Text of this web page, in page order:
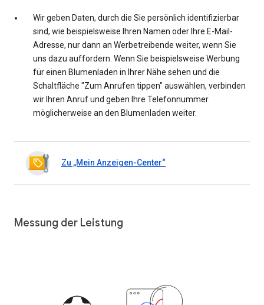
Wir geben Daten, durch die Sie persönlich identifizierbar
sind, wie beispielsweise Ihren Namen oder Ihre E-Mail-
Adresse, nur dann an Werbetreibende weiter, wenn Sie
uns dazu auffordern. Wenn Sie beispielsweise Werbung
für einen Blumenladen in Ihrer Nähe sehen und die
Schaltfläche "Zum Anrufen tippen" auswählen, verbinden
wir Ihren Anruf und geben Ihre Telefonnummer
möglicherweise an den Blumenladen weiter.
Zu „Mein Anzeigen-Center“
Messung der Leistung